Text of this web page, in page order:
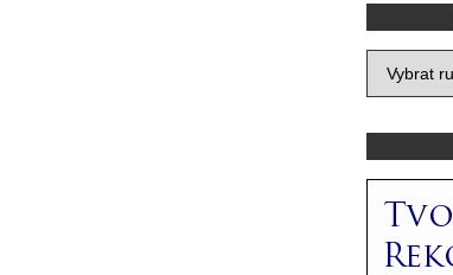
Vyberte
si,
zajímá